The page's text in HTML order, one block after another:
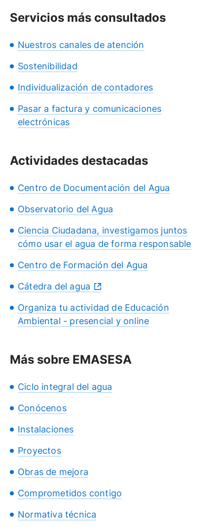
Servicios más consultados
Nuestros canales de atención
Sostenibilidad
Individualización de contadores
Pasar a factura y comunicaciones
electrónicas
Actividades destacadas
Centro de Documentación del Agua
Observatorio del Agua
Ciencia Ciudadana, investigamos juntos
cómo usar el agua de forma responsable
Centro de Formación del Agua
Cátedra del agua
Organiza tu actividad de Educación
Ambiental - presencial y online
Más sobre EMASESA
Ciclo integral del agua
Conócenos
Instalaciones
Proyectos
Obras de mejora
Comprometidos contigo
Normativa técnica